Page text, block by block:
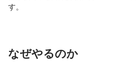
す。
なぜやるのか